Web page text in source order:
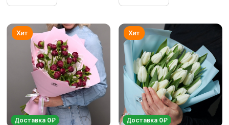
Доставка 0₽ Доставка 0₽